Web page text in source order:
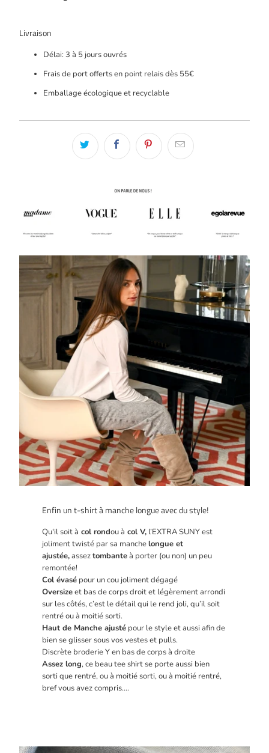
Livraison
Délai: 3 à 5 jours ouvrés
Frais de port offerts en point relais dès 55€
Emballage écologique et recyclable
Enfin un t-shirt à manche longue avec du style!
Qu'il soit à col rondou à col V, l’EXTRA SUNY est
joliment twisté par sa manchelongue et
ajustée,asseztombanteà porter (ou non) un peu
remontée!
Col évasé pour un cou joliment dégagé
Oversizeet bas de corps droit et légèrement arrondi
sur les côtés, c’est le détail qui le rend joli, qu’il soit
rentré ou à moitié sorti.
Haut de Manche ajusté pour le style et aussi afin de
bien se glisser sous vos vestes et pulls.
Discrète broderie Y en bas de corps à droite
Assez long, ce beau tee shirt se porte aussi bien
sorti que rentré, ou à moitié sorti, ou à moitié rentré,
bref vous avez compris….